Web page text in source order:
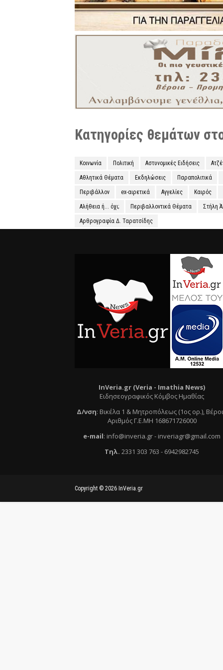
Κατηγορίες θεμάτων
Κοινωνία Πολιτική Αστυνομικές Ειδήσεις
Αθλητικά Θέματα Εκδηλώσεις Παραπολιτικά
Περιβάλλον ex-αιρετικά Αγγελίες Καιρός
Αλήθεια ή... όχι; Περιβαλλοντικά Θέματα Στήλη
Αρθρογραφία Δ. Ταρατσίδης
InVeria.gr (Veria - Ιmathia News)
Ειδησεογραφικός Κόμβος Ημαθίας
Δ/νση: Βικέλα 1 & Μητροπόλεως (1ος ορ.),
Αριθμός Γ.Ε.ΜΗ 168671726000
e-mail: info@inveria.gr- inveriagr@gmail.com
Τηλ. 2331 303 763 - 6942982745
Copyright © 2026 InVeria.gr